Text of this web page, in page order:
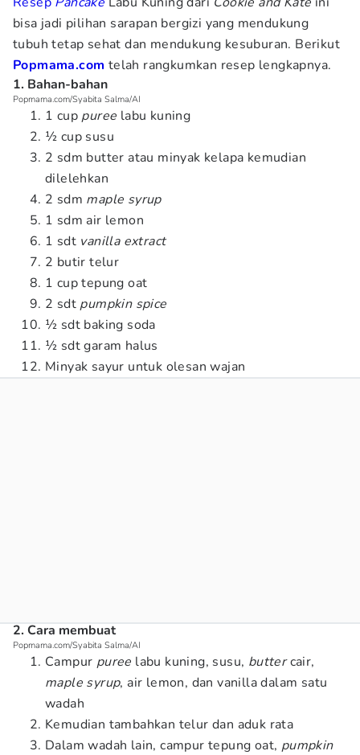
bisa jadi pilihan sarapan bergizi yang mendukung
tubuh tetap sehat dan mendukung kesuburan. Berikut
Popmama.com telah rangkumkan resep lengkapnya.
1. Bahan-bahan
Popmama.com/Syabita Salma/AI
1 cup puree labu kuning
½ cup susu
2 sdm butter atau minyak kelapa kemudian
dilelehkan
2 sdm maple syrup
1 sdm air lemon
1 sdt vanilla extract
2 butir telur
1 cup tepung oat
2 sdt pumpkin spice
½ sdt baking soda
½ sdt garam halus
Minyak sayur untuk olesan wajan
2. Cara membuat
Popmama.com/Syabita Salma/AI
Campur puree labu kuning, susu, buttercair,
maple syrup, air lemon, dan vanilla dalam satu
wadah
Kemudian tambahkan telur dan aduk rata
Dalam wadah lain, campur tepung oat, pumpkin